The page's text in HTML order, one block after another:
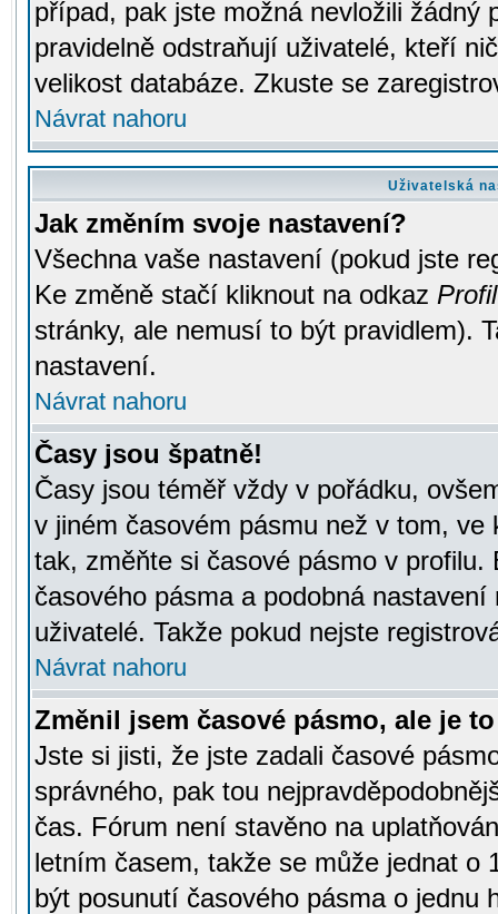
případ, pak jste možná nevložili žádný
pravidelně odstraňují uživatelé, kteří
velikost databáze. Zkuste se
Návrat nahoru
Uživatelská
Jak změním svoje nastavení?
Všechna vaše nastavení (pokud jste
Ke změně stačí kliknout na odkaz Profil
stránky, ale nemusí to být pravidlem).
nastavení.
Návrat nahoru
Časy jsou špatně!
Časy jsou téměř vždy v pořádku,
v jiném časovém pásmu než v tom,
tak, změňte si časové pásmo v
časového pásma a podobná
uživatelé. Takže pokud nejste
Návrat nahoru
Změnil jsem časové pásmo, ale je
Jste si jisti, že jste zadali časové
správného, pak tou
čas. Fórum není stavěno na
letním časem, takže se může jednat o
být posunutí časového pásma o jednu